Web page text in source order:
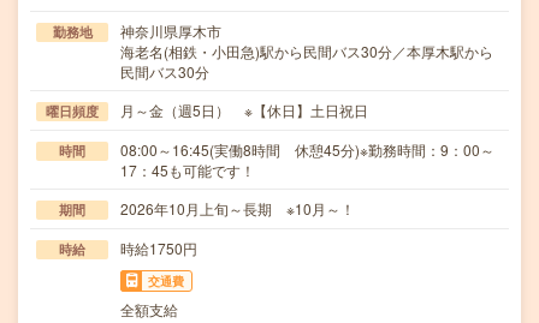
勤務地
神奈川県厚木市
海老名(相鉄・小田急)駅から民間バス30分／本厚木駅から
民間バス30分
曜日頻度 月～金（週5日） ※【休日】土日祝日
時間
08:00～16:45(実働8時間 休憩45分)※勤務時間：9：00～
17：45も可能です！
期間 2026年10月上旬～長期 ※10月～！
時給 時給1750円
交通費
全額支給